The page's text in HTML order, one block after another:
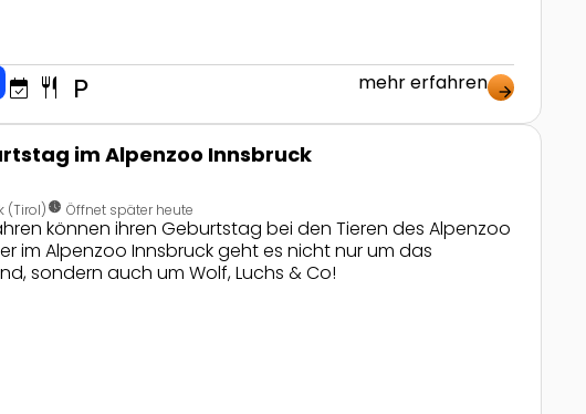
event_available restaurant local_parking mehr erfahren arrow_forward
im Alpenzoo Innsbruck
(Tirol)nest_clock_farsight_analog Öffnet später heute
können ihren Geburtstag bei den Tieren des Alpenzoo
im Alpenzoo Innsbruck geht es nicht nur um das
sondern auch um Wolf, Luchs & Co!